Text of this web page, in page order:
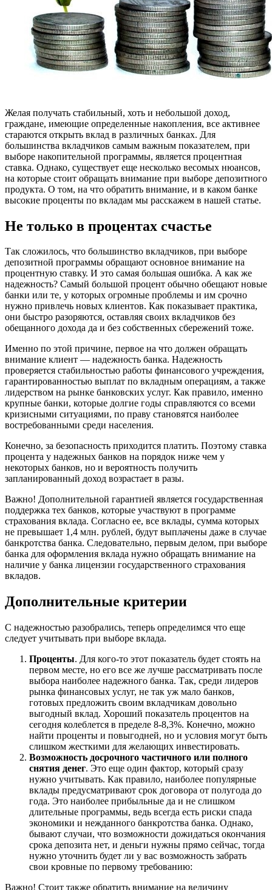
Желая получать стабильный, хоть и небольшой доход,
граждане, имеющие определенные накопления, все активнее
стараются открыть вклад в различных банках. Для
большинства вкладчиков самым важным показателем, при
выборе накопительной программы, является процентная
ставка. Однако, существует еще несколько весомых нюансов,
на которые стоит обращать внимание при выборе депозитного
продукта. О том, на что обратить внимание, и в каком банке
высокие проценты по вкладам мы расскажем в нашей статье.
Не только в процентах счастье
Так сложилось, что большинство вкладчиков, при выборе
депозитной программы обращают основное внимание на
процентную ставку. И это самая большая ошибка. А как же
надежность? Самый большой процент обычно обещают новые
банки или те, у которых огромные проблемы и им срочно
нужно привлечь новых клиентов. Как показывает практика,
они быстро разоряются, оставляя своих вкладчиков без
обещанного дохода да и без собственных сбережений тоже.
Именно по этой причине, первое на что должен обращать
внимание клиент — надежность банка. Надежность
проверяется стабильностью работы финансового учреждения,
гарантированностью выплат по вкладным операциям, а также
лидерством на рынке банковских услуг. Как правило, именно
крупные банки, которые долгие годы справляются со всеми
кризисными ситуациями, по праву становятся наиболее
востребованными среди населения.
Конечно, за безопасность приходится платить. Поэтому ставка
процента у надежных банков на порядок ниже чем у
некоторых банков, но и вероятность получить
запланированный доход возрастает в разы.
Важно! Дополнительной гарантией является государственная
поддержка тех банков, которые участвуют в программе
страхования вклада. Согласно ее, все вклады, сумма которых
не превышает 1,4 млн. рублей, будут выплачены даже в случае
банкротства банка. Следовательно, первым делом, при выборе
банка для оформления вклада нужно обращать внимание на
наличие у банка лицензии государственного страхования
вкладов.
Дополнительные критерии
С надежностью разобрались, теперь определимся что еще
следует учитывать при выборе вклада.
Проценты. Для кого-то этот показатель будет стоять на
первом месте, но его все же лучше рассматривать после
выбора наиболее надежного банка. Так, среди лидеров
рынка финансовых услуг, не так уж мало банков,
готовых предложить своим вкладчикам довольно
выгодный вклад. Хороший показатель процентов на
сегодня колеблется в пределе 8-8,3%. Конечно, можно
найти проценты и повыгодней, но и условия могут быть
слишком жесткими для желающих инвестировать.
Возможность досрочного частичного или полного
снятия денег. Это еще один фактор, который сразу
нужно учитывать. Как правило, наиболее популярные
вклады предусматривают срок договора от полугода до
года. Это наиболее прибыльные да и не слишком
длительные программы, ведь всегда есть риски спада
экономики и нежданного банкротства банка. Однако,
бывают случаи, что возможности дожидаться окончания
срока депозита нет, и деньги нужны прямо сейчас, тогда
нужно уточнить будет ли у вас возможность забрать
свои кровные по первому требованию:
Важно! Стоит также обратить внимание на величину